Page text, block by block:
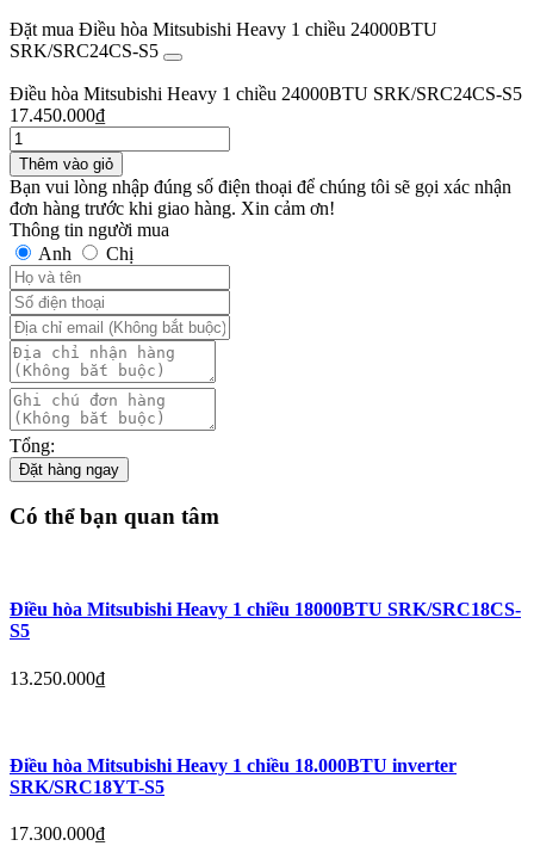
Đặt mua Điều hòa Mitsubishi Heavy 1 chiều 24000BTU
SRK/SRC24CS-S5
Điều hòa Mitsubishi Heavy 1 chiều 24000BTU SRK/SRC24CS-S5
17.450.000₫
Thêm vào giỏ
Bạn vui lòng nhập đúng số điện thoại để chúng tôi sẽ gọi xác nhận
đơn hàng trước khi giao hàng. Xin cảm ơn!
Thông tin người mua
Anh
Chị
Tổng:
Đặt hàng ngay
Có thể bạn quan tâm
Điều hòa Mitsubishi Heavy 1 chiều 18000BTU SRK/SRC18CS-
S5
13.250.000₫
Điều hòa Mitsubishi Heavy 1 chiều 18.000BTU inverter
SRK/SRC18YT-S5
17.300.000₫